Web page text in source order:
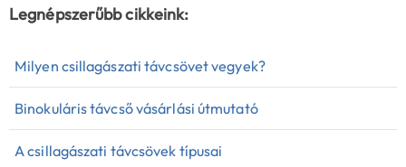
Legnépszerűbb cikkeink:
Milyen csillagászati távcsövet vegyek?
Binokuláris távcső vásárlási útmutató
A csillagászati távcsövek típusai